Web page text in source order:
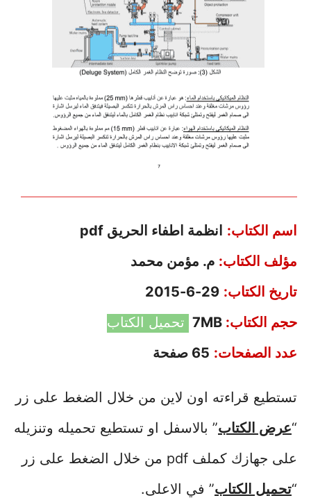
اسم الكتاب: انظمة اطفاء الحريق pdf
مؤلف الكتاب: م. مؤمن محمد
تاريخ الكتاب: 29-6-2015
حجم الكتاب:
تحميل الكتاب
عدد الصفحات: 65 صفحة
تستطيع قراءته اون لاين من خلال الضغط على زر
“عرض الكتاب” بالاسفل او تستطيع تحميله وتنزيله
على جهازك كملف pdf من خلال الضغط على زر
“تحميل الكتاب” في الاعلى.